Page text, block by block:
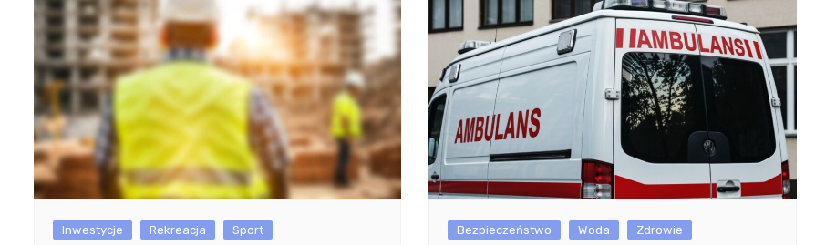
Inwestycje Rekreacja Sport Bezpieczeństwo Woda Zdrowie